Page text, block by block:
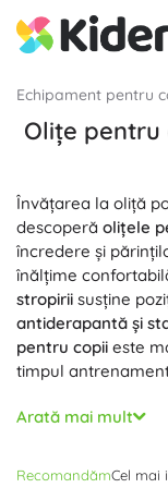
Echipament pentru
Olițe pentru
Învățarea la oliță
descoperă olițele
încredere și
înălțime
stropirii susține
antiderapantă și
pentru copii este
timpul
Alege varianta
tău:oliță clasică din
oliță de călătorie
Arată mai mult
RecomandămCel mai